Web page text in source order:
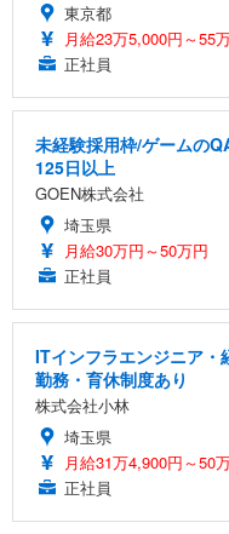
東京都
月給23万5,000円～55
正社員
未経験採用枠/ゲームの
125日以上
GOEN株式会社
埼玉県
月給30万円～50万円
正社員
ITインフラエンジニア・
勤務・育休制度あり
株式会社小林
埼玉県
月給31万4,900円～50
正社員